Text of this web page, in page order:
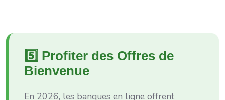
5️⃣ Profiter des Offres de
Bienvenue
En 2026, les banques en ligne offrent